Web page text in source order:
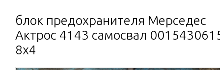
блок предохранителя Мерседес
Актрос 4143 самосвал
8x4